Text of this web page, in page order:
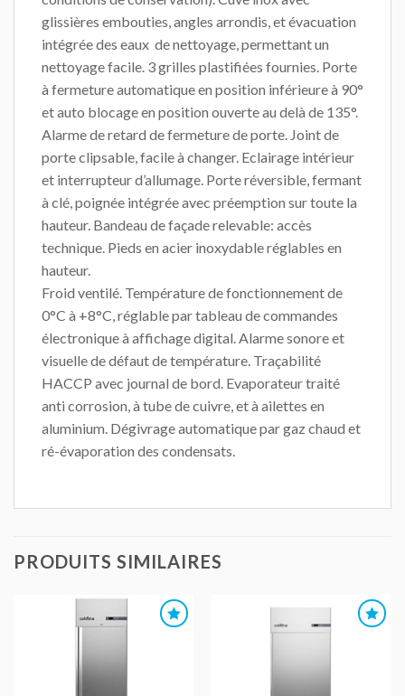
glissières embouties, angles arrondis, et évacuation
intégrée des eaux de nettoyage, permettant un
nettoyage facile. 3 grilles plastifiées fournies. Porte
à fermeture automatique en position inférieure à 90°
et auto blocage en position ouverte au delà de 135°.
Alarme de retard de fermeture de porte. Joint de
porte clipsable, facile à changer. Eclairage intérieur
et interrupteur d’allumage. Porte réversible, fermant
à clé, poignée intégrée avec préemption sur toute la
hauteur. Bandeau de façade relevable: accès
technique. Pieds en acier inoxydable réglables en
hauteur.
Froid ventilé. Température de fonctionnement de
0°C à +8°C, réglable par tableau de commandes
électronique à affichage digital. Alarme sonore et
visuelle de défaut de température. Traçabilité
HACCP avec journal de bord. Evaporateur traité
anti corrosion, à tube de cuivre, et à ailettes en
aluminium. Dégivrage automatique par gaz chaud et
ré-évaporation des condensats.
PRODUITS SIMILAIRES